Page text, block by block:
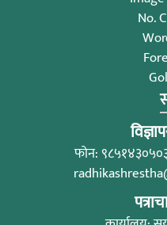
No.
फोन: